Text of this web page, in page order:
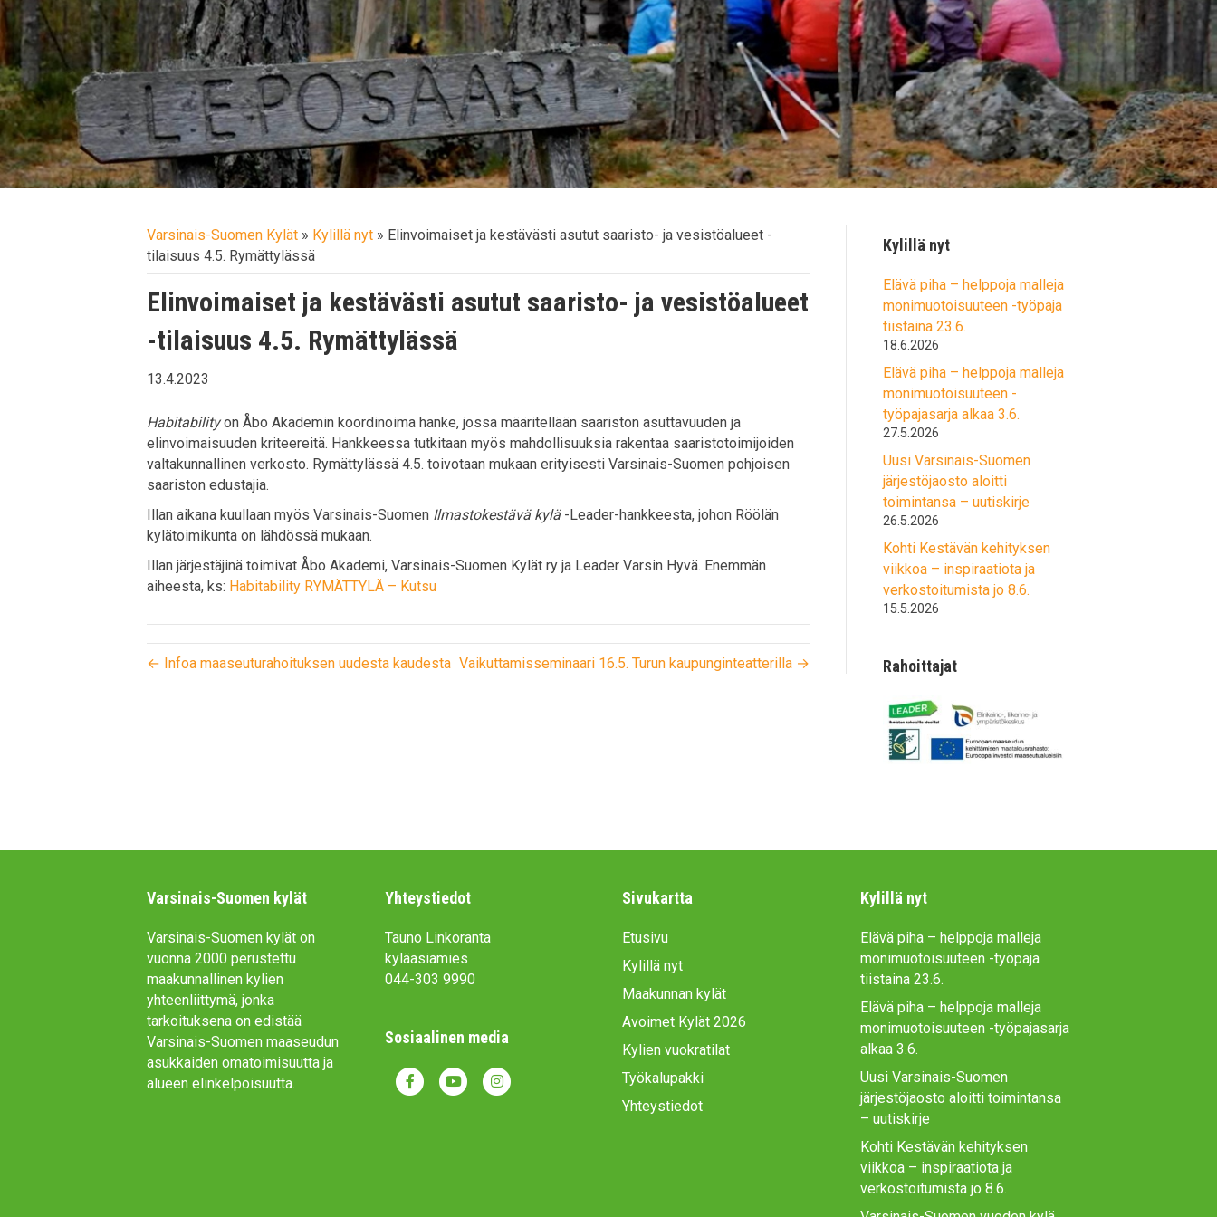
Varsinais-Suomen Kylät » Kylillä nyt » Elinvoimaiset ja kestävästi asutut saaristo- ja vesistöalueet -
tilaisuus 4.5. Rymättylässä
Elinvoimaiset ja kestävästi asutut saaristo- ja vesistöalueet
-tilaisuus 4.5. Rymättylässä
13.4.2023
Habitabilityon Åbo Akademin koordinoima hanke, jossa määritellään saariston asuttavuuden ja
elinvoimaisuuden kriteereitä. Hankkeessa tutkitaan myös mahdollisuuksia rakentaa saaristotoimijoiden
valtakunnallinen verkosto. Rymättylässä 4.5. toivotaan mukaan erityisesti Varsinais-Suomen pohjoisen
saariston edustajia.
Illan aikana kuullaan myös Varsinais-Suomen Ilmastokestävä kylä-Leader-hankkeesta, johon Röölän
kylätoimikunta on lähdössä mukaan.
Illan järjestäjinä toimivat Åbo Akademi, Varsinais-Suomen Kylät ry ja Leader Varsin Hyvä. Enemmän
aiheesta, ks: Habitability RYMÄTTYLÄ – Kutsu
← Infoa maaseuturahoituksen uudesta kaudesta Vaikuttamisseminaari 16.5. Turun kaupunginteatterilla →
Kylillä nyt
Elävä piha – helppoja malleja
monimuotoisuuteen -työpaja
tiistaina 23.6.
18.6.2026
Elävä piha – helppoja malleja
monimuotoisuuteen -
työpajasarja alkaa 3.6.
27.5.2026
Uusi Varsinais-Suomen
järjestöjaosto aloitti
toimintansa – uutiskirje
26.5.2026
Kohti Kestävän kehityksen
viikkoa – inspiraatiota ja
verkostoitumista jo 8.6.
15.5.2026
Rahoittajat
Varsinais-Suomen kylät
Varsinais-Suomen kylät on
vuonna 2000 perustettu
maakunnallinen kylien
yhteenliittymä, jonka
tarkoituksena on edistää
Varsinais-Suomen maaseudun
asukkaiden omatoimisuutta ja
alueen elinkelpoisuutta.
Yhteystiedot
Tauno Linkoranta
kyläasiamies
044-303 9990
Sosiaalinen media
F
Y
Sivukartta
Etusivu
Kylillä nyt
Maakunnan kylät
Avoimet Kylät 2026
Kylien vuokratilat
Työkalupakki
Yhteystiedot
Kylillä nyt
Elävä piha – helppoja malleja
monimuotoisuuteen -työpaja
tiistaina 23.6.
Elävä piha – helppoja malleja
monimuotoisuuteen -työpajasarja
alkaa 3.6.
Uusi Varsinais-Suomen
järjestöjaosto aloitti toimintansa
– uutiskirje
Kohti Kestävän kehityksen
viikkoa – inspiraatiota ja
verkostoitumista jo 8.6.